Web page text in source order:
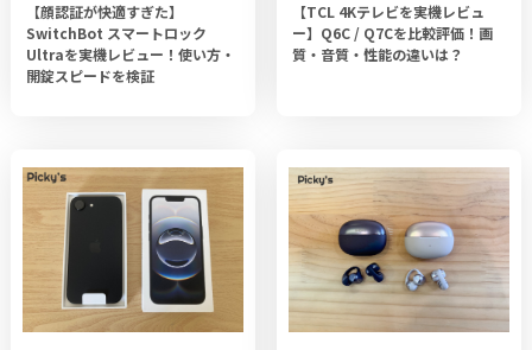
【顔認証が快適すぎた】
SwitchBot スマートロック
Ultraを実機レビュー！使い方・
開錠スピードを検証
【TCL 4Kテレビを実機レビュ
ー】Q6C / Q7Cを比較評価！画
質・音質・性能の違いは？